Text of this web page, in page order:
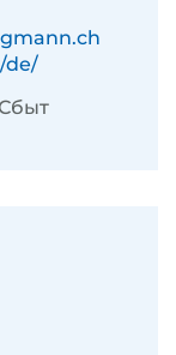
de/